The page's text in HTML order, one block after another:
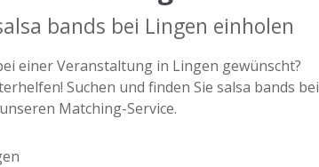
bands bei Lingen einholen
einer Veranstaltung in Lingen gewünscht?
Suchen und finden Sie salsa bands bei
Matching-Service.